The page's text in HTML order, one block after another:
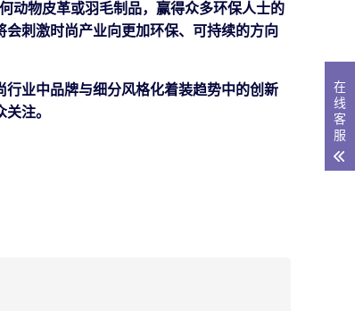
动物皮革或羽毛制品，赢得众多环保人士的
会刺激时尚产业向更加环保、可持续的方向
行业中品牌与细分风格化着装趋势中的创新
注。
在
线
客
服